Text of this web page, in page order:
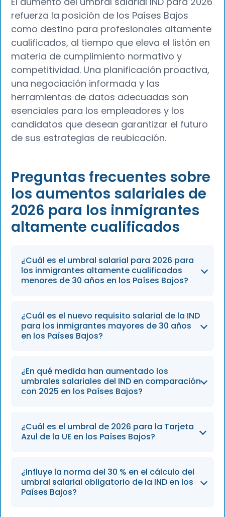
refuerza la posición de los Países Bajos
como destino para profesionales altamente
cualificados, al tiempo que eleva el listón en
materia de cumplimiento normativo y
competitividad. Una planificación proactiva,
una negociación informada y las
herramientas de datos adecuadas son
esenciales para los empleadores y los
candidatos que desean garantizar el futuro
de sus estrategias de reubicación.
Preguntas frecuentes sobre
los aumentos salariales de
2026 para los inmigrantes
altamente cualificados
¿Cuál es el umbral salarial para 2026 para
los inmigrantes altamente cualificados
menores de 30 años en los Países Bajos?
A partir del 1 de enero de 2026, el salario bruto
mensual mínimo exigido a los migrantes
altamente cualificados menores de 30 años
¿Cuál es el nuevo requisito salarial de la IND
para los inmigrantes mayores de 30 años
en los Países Bajos?
Para los profesionales de 30 años o más, el
umbral salarial actualizado del visado IND
para 2026 se ha fijado en 5.942 € al mes.
¿En qué medida han aumentado los
umbrales salariales del IND en comparación
con 2025 en los Países Bajos?
Los umbrales salariales experimentaron un
aumento indexado de aproximadamente el
¿Cuál es el umbral de 2026 para la Tarjeta
Azul de la UE en los Países Bajos?
El umbral salarial estándar de la Tarjeta Azul
de la UE coincide con la tasa HSM, fijada en
5.942 €, mientras que el umbral reducido es
¿Influye la norma del 30 % en el cálculo del
umbral salarial obligatorio de la IND en los
Países Bajos?